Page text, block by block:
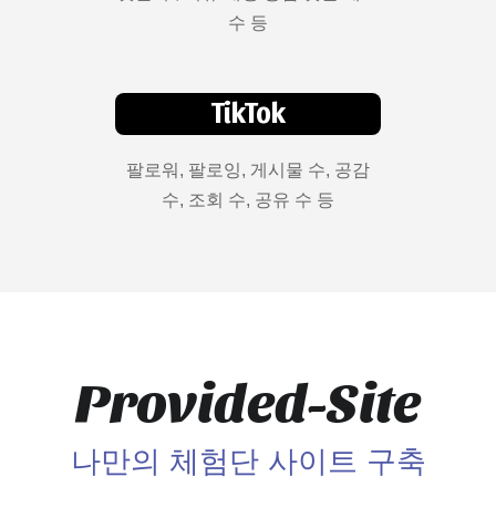
수 등
TikTok
팔로워, 팔로잉, 게시물 수, 공감
수, 조회 수, 공유 수 등
Provided-Site
나만의 체험단 사이트 구축